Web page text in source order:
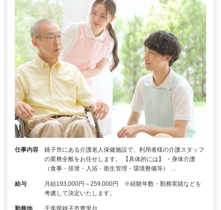
仕事内容
銚子市にある介護老人保健施設で、利用者様の介護スタッフ
の業務全般をお任せします。 【具体的には】 ・身体介護
（食事・排泄・入浴・衛生管理・環境整備等） …
給与
月給193,000円～259,000円 ※経験年数・勤務実績などを
考慮して決定いたします。
勤務地 千葉県銚子市豊里台